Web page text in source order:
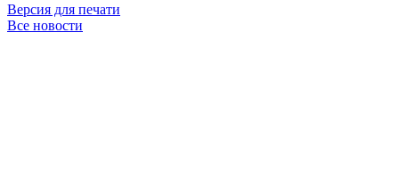
Версия для печати
Все новости